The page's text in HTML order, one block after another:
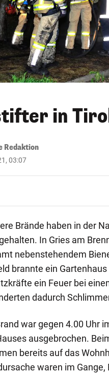
in
Redaktion
03:07
Brände haben in der
In Gries am
nebenstehendem
brannte ein
ein Feuer bei
dadurch
war gegen 4.00 Uhr
ausgebrochen.
bereits auf das
waren im